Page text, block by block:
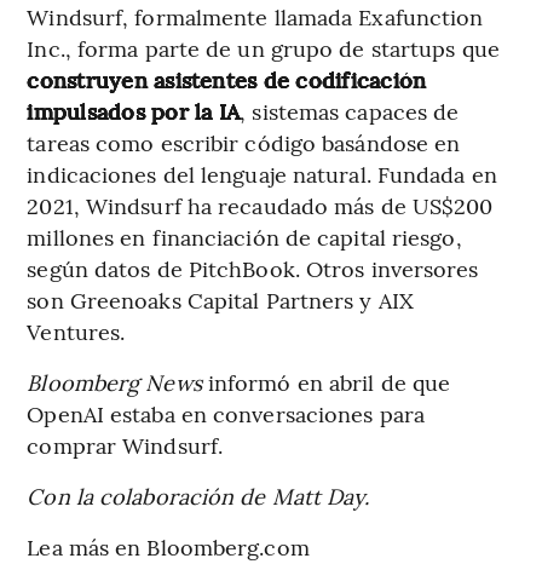
Windsurf, formalmente llamada Exafunction
Inc., forma parte de un grupo de startups que
construyen asistentes de codificación
impulsados por la IA, sistemas capaces de
tareas como escribir código basándose en
indicaciones del lenguaje natural. Fundada en
2021, Windsurf ha recaudado más de US$200
millones en financiación de capital riesgo,
según datos de PitchBook. Otros inversores
son Greenoaks Capital Partners y AIX
Ventures.
Bloomberg Newsinformó en abril de que
OpenAI estaba en conversaciones para
comprar Windsurf.
Con la colaboración de Matt Day.
Lea más en Bloomberg.com